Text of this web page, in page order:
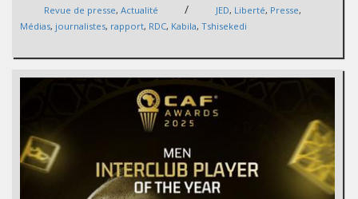
Revue de presse, Actualité / JED, Liberté, Presse,
Médias, journalistes, rapport, RDC, Kabila, Tshisekedi